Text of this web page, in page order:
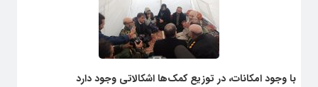
با وجود امکانات، در توزیع کمک‌ها اشکالاتی وجود دارد